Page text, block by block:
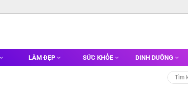
LÀM ĐẸP SỨC KHỎE DINH DƯỠNG